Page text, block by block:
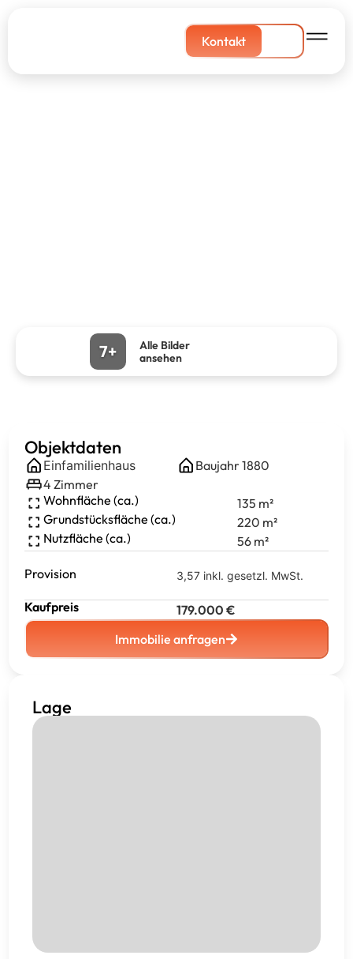
Kontakt
7+
Alle Bilder
ansehen
Objektdaten
Einfamilienhaus Baujahr1880
4 Zimmer
Wohnfläche (ca.)
135 m²
Grundstücksfläche (ca.)
220 m²
Nutzfläche (ca.)
56 m²
Provision 3,57 inkl. gesetzl. MwSt.
Kaufpreis 179.000 €
Immobilie anfragen
Lage